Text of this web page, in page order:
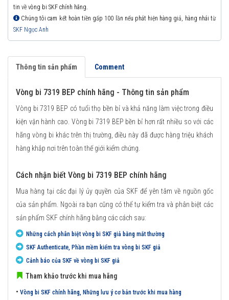
tin về vòng bi SKF chính hãng.
Chúng tôi cam kết hoàn tiền gấp 100 lần nếu phát hiện hàng giả, hàng nhái từ
SKF Ngọc Anh
Thông tin sản phẩm Comment
Vòng bi 7319 BEP chính hãng - Thông tin sản phẩm
Vòng bi 7319 BEP có tuổi thọ bền bỉ và khả năng làm việc trong điều
kiện vận hành cao. Vòng bi 7319 BEP bền bỉ hơn rất nhiều so với các
hãng vòng bi khác trên thị trường, điều này đã được hàng triệu khách
hàng khắp nơi trên toàn thế giới kiểm chứng.
Cách nhận biết Vòng bi 7319 BEP chính hãng
Mua hàng tại các đại lý ủy quyền của SKF để yên tâm về nguồn gốc
của sản phẩm. Ngoài ra bạn cũng có thể tự kiểm tra và phân biệt các
sản phẩm SKF chính hãng bằng các cách sau:
Những cách phân biệt vòng bi SKF giả bằng mắt thường
SKF Authenticate, Phần mềm kiểm tra vòng bi SKF giả
Cảnh báo của SKF về vòng bi SKF giả
Tham khảo trước khi mua hãng
• Vòng bi SKF chính hãng, Những lưu ý cơ bản trước khi mua hàng